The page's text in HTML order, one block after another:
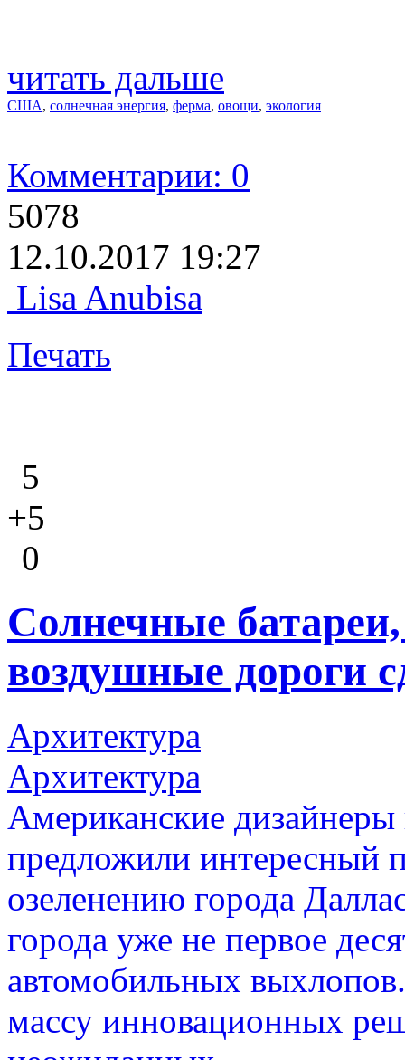
читать дальше
США, солнечная энергия, ферма, овощи, экология
Комментарии: 0
5078
12.10.2017 19:27
Lisa Anubisa
Печать
5
+5
0
Солнечные
воздушные дороги
Архитектура
Архитектура
Американские
предложили интересный
озеленению города
города уже не первое
автомобильных
массу инновационных